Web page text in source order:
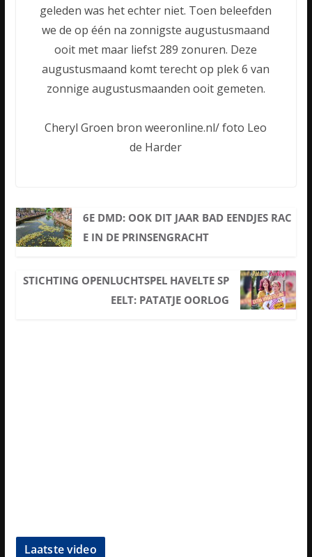
geleden was het echter niet. Toen beleefden
we de op één na zonnigste augustusmaand
ooit met maar liefst 289 zonuren. Deze
augustusmaand komt terecht op plek 6 van
zonnige augustusmaanden ooit gemeten.
Cheryl Groen bron weeronline.nl/ foto Leo
de Harder
6E DMD: OOK DIT JAAR BAD EENDJES RAC
E IN DE PRINSENGRACHT
STICHTING OPENLUCHTSPEL HAVELTE SP
EELT: PATATJE OORLOG
Laatste video